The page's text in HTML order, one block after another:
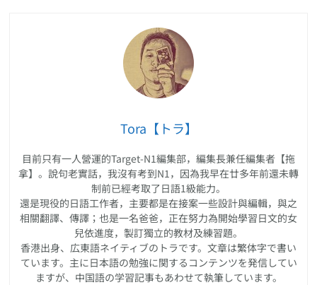
Tora【トラ】
目前只有一人營運的Target-N1編集部，編集長兼任編集者【拖
拿】。說句老實話，我沒有考到N1，因為我早在廿多年前還未轉
制前已經考取了日語1級能力。
還是現役的日語工作者，主要都是在接案一些設計與編輯，與之
相關翻譯、傳譯；也是一名爸爸，正在努力為開始學習日文的女
兒依進度，製訂獨立的教材及練習題。
香港出身、広東語ネイティブのトラです。文章は繁体字で書い
ています。主に日本語の勉強に関するコンテンツを発信してい
ますが、中国語の学習記事もあわせて執筆しています。